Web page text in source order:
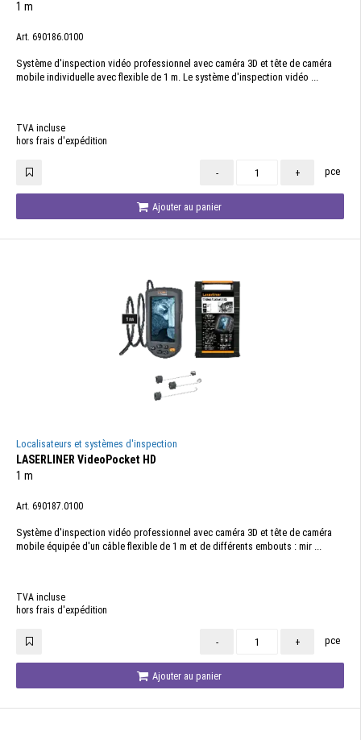
1 m
Art. 690186.0100
Système d'inspection vidéo professionnel avec caméra 3D et tête de caméra
mobile individuelle avec flexible de 1 m. Le système d'inspection vidéo ...
TVA incluse
hors frais d'expédition
- + pce
Ajouter au panier
Localisateurs et systèmes d'inspection
LASERLINER VideoPocket HD
1 m
Art. 690187.0100
Système d'inspection vidéo professionnel avec caméra 3D et tête de caméra
mobile équipée d'un câble flexible de 1 m et de différents embouts : mir ...
TVA incluse
hors frais d'expédition
- + pce
Ajouter au panier